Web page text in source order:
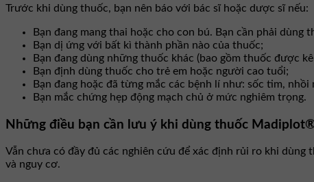
Trước khi dùng thuốc, bạn nên báo với bác sĩ hoặc dược sĩ nếu:
Bạn đang mang thai hoặc cho con bú. Bạn cần phải
Bạn dị ứng với bất kì thành phần nào của thuốc;
Bạn đang dùng những thuốc khác (bao gồm thuốc được
Bạn định dùng thuốc cho trẻ em hoặc người cao tuổi;
Bạn đang hoặc đã từng mắc các bệnh lí như: sốc tim,
Bạn mắc chứng hẹp động mạch chủ ở mức nghiêm trọng.
Những điều bạn cần lưu ý khi dùng thuốc
Vẫn chưa có đầy đủ các nghiên cứu để xác định rủi ro khi
và nguy cơ.